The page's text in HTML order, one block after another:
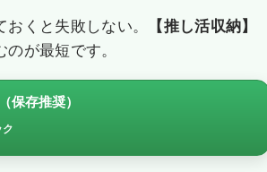
くと失敗しない。
【推し活収納】
が最短です。
保存推奨）
ク